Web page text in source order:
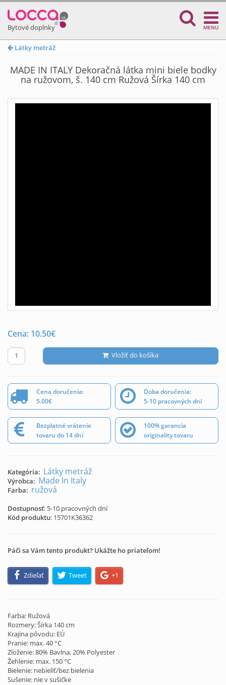
Bytové doplnky MENU
Látky metráž
MADE IN ITALY Dekoračná látka mini biele bodky
na ružovom, š. 140 cm Ružová Šírka 140 cm
Cena: 10.50€
Vložiť do košíka
Cena doručenia:
5.00€
Doba doručenia:
5-10 pracovných dní
Bezplatné vrátenie
tovaru do 14 dní
100% garancia
originality tovaru
Kategória: Látky metráž
Výrobca: Made In Italy
Farba: ružová
Dostupnosť: 5-10 pracovných dní
Kód produktu: 15701K36362
Páči sa Vám tento produkt? Ukážte ho priateľom!
Zdieľať Tweet +1
Farba: Ružová
Rozmery: Šírka 140 cm
Krajina pôvodu: EÚ
Pranie: max. 40 °C
Zloženie: 80% Bavlna, 20% Polyester
Žehlenie: max. 150 °C
Bielenie: nebieliť/bez bielenia
Sušenie: nie v sušičke